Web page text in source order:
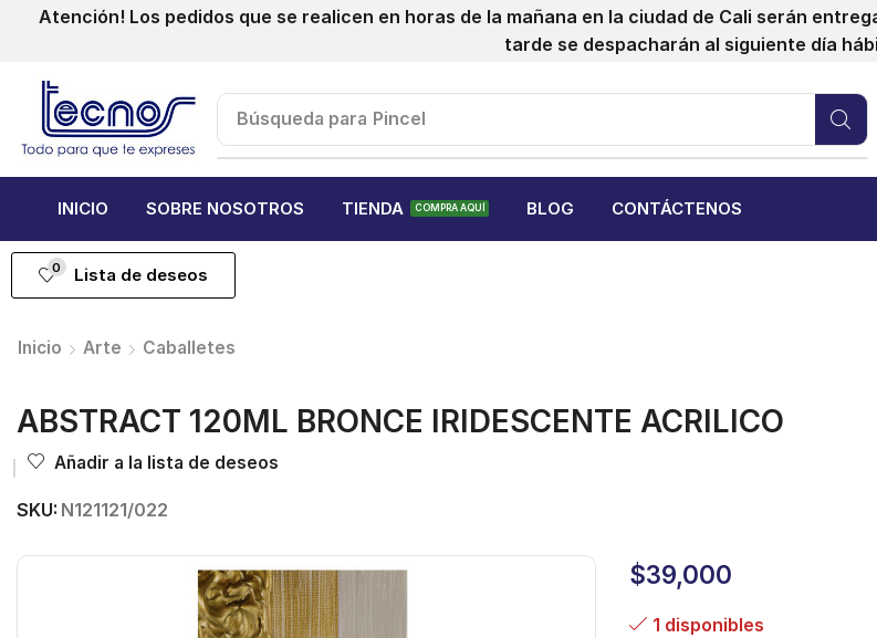
Atención! Los pedidos que se realicen en horas de la mañana en la ciudad de Cali serán
tarde se despacharán al siguiente día
Búsqueda para Pincel
INICIO SOBRE NOSOTROS TIENDA COMPRA AQUÍ BLOG CONTÁCTENOS
0 Lista de deseos
Inicio Arte Caballetes
ABSTRACT 120ML BRONCE IRIDESCENTE ACRILICO
Añadir a la lista de deseos
SKU: N121121/022
$39,000
1 disponibles